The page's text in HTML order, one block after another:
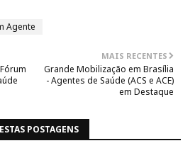
Agente
MAIS RECENTES
Grande Mobilização em Brasília
- Agentes de Saúde (ACS e ACE)
em Destaque
POSTAGENS